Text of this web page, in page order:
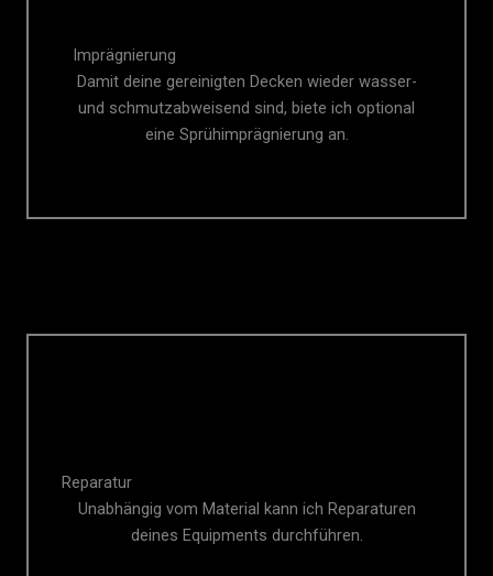
Imprägnierung
Damit deine gereinigten Decken wieder wasser-
und schmutzabweisend sind, biete ich optional
eine Sprühimprägnierung an.
Reparatur
Unabhängig vom Material kann ich Reparaturen
deines Equipments durchführen.